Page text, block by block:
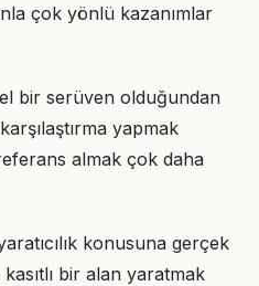
çok yönlü kazanımlar
bir serüven olduğundan
yapmak
almak çok daha
konusuna gerçek
bir alan yaratmak